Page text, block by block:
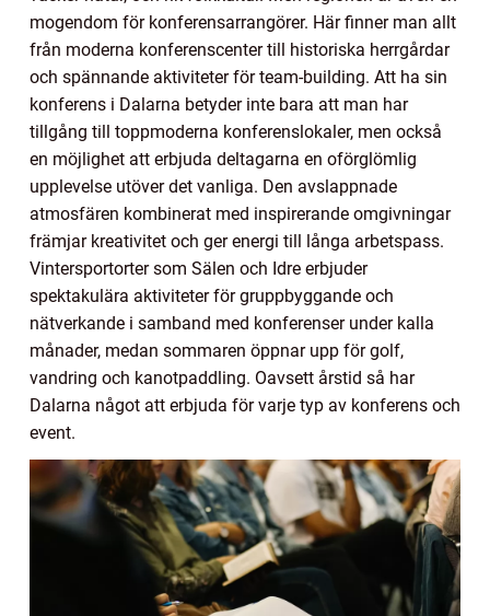
mogendom för konferensarrangörer. Här finner man allt
från moderna konferenscenter till historiska herrgårdar
och spännande aktiviteter för team-building. Att ha sin
konferens i Dalarna betyder inte bara att man har
tillgång till toppmoderna konferenslokaler, men också
en möjlighet att erbjuda deltagarna en oförglömlig
upplevelse utöver det vanliga. Den avslappnade
atmosfären kombinerat med inspirerande omgivningar
främjar kreativitet och ger energi till långa arbetspass.
Vintersportorter som Sälen och Idre erbjuder
spektakulära aktiviteter för gruppbyggande och
nätverkande i samband med konferenser under kalla
månader, medan sommaren öppnar upp för golf,
vandring och kanotpaddling. Oavsett årstid så har
Dalarna något att erbjuda för varje typ av konferens och
event.